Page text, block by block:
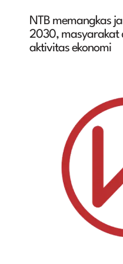
NTB memangkas
2030, masyarakat
aktivitas ekonomi